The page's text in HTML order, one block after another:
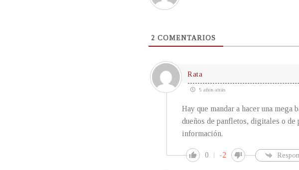
2 COMENTARIOS
Rata
5 años atrás
Hay que mandar a hacer una
dueños de panfletos, digitales o
información.
0 -2